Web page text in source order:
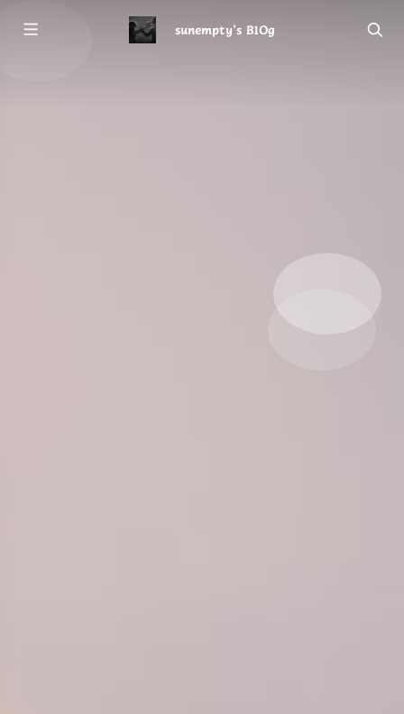
sunempty's B1Og